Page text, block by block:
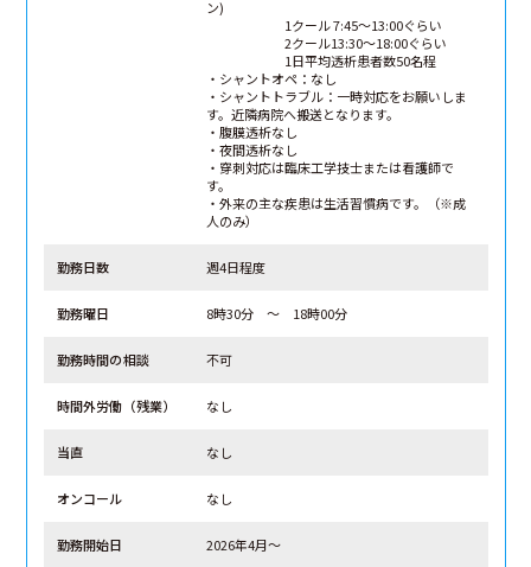
ン)
1クール 7:45～13:00ぐらい
2クール13:30～18:00ぐらい
1日平均透析患者数50名程
・シャントオペ：なし
・シャントトラブル：一時対応をお願いしま
す。近隣病院へ搬送となります。
・腹膜透析なし
・夜間透析なし
・穿刺対応は臨床工学技士または看護師で
す。
・外来の主な疾患は生活習慣病です。（※成
人のみ）
勤務日数 週4日程度
勤務曜日 8時30分 ～ 18時00分
勤務時間の相談 不可
時間外労働（残業） なし
当直 なし
オンコール なし
勤務開始日 2026年4月～